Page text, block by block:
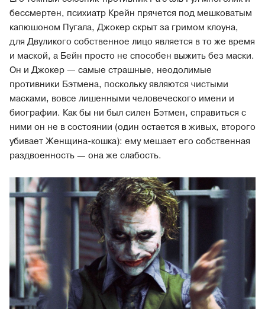
бессмертен, психиатр Крейн прячется под мешковатым
капюшоном Пугала, Джокер скрыт за гримом клоуна,
для Двуликого собственное лицо является в то же время
и маской, а Бейн просто не способен выжить без маски.
Он и Джокер — самые страшные, неодолимые
противники Бэтмена, поскольку являются чистыми
масками, вовсе лишенными человеческого имени и
биографии. Как бы ни был силен Бэтмен, справиться с
ними он не в состоянии (один остается в живых, второго
убивает Женщина-кошка): ему мешает его собственная
раздвоенность — она же слабость.